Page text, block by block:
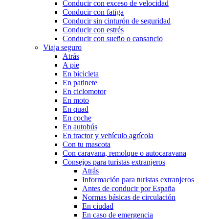
Conducir con exceso de velocidad
Conducir con fatiga
Conducir sin cinturón de seguridad
Conducir con estrés
Conducir con sueño o cansancio
Viaja seguro
Atrás
A pie
En bicicleta
En patinete
En ciclomotor
En moto
En quad
En coche
En autobús
En tractor y vehículo agrícola
Con tu mascota
Con caravana, remolque o autocaravana
Consejos para turistas extranjeros
Atrás
Información para turistas extranjeros
Antes de conducir por España
Normas básicas de circulación
En ciudad
En caso de emergencia